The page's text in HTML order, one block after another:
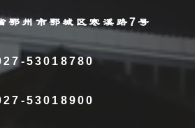
鄂州市鄂城区寒溪路7号
53018780
53018900